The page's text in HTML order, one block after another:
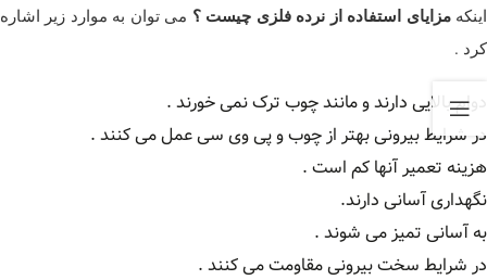
اینکهمزایای استفاده از نرده فلزی چیست ؟ می توان به موارد زیر اشاره
کرد .
دوام بالایی دارند و مانند چوب ترک نمی خورند .
در شرایط بیرونی بهتر از چوب و پی وی سی عمل می کنند .
هزینه تعمیر آنها کم است .
نگهداری آسانی دارند.
به آسانی تمیز می شوند .
در شرایط سخت بیرونی مقاومت می کنند .